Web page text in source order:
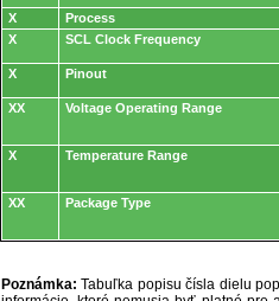
X
Process
X
SCL Clock Frequency
X
Pinout
XX
Voltage Operating Range
X
Temperature Range
XX
Package Type
Poznámka: Tabuľka popisu čísla dielu